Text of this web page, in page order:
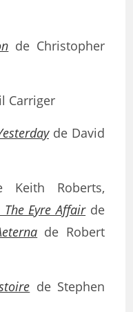
de Christopher
Carriger
de David
Keith Roberts,
Eyre Affairde
de Robert
de Stephen